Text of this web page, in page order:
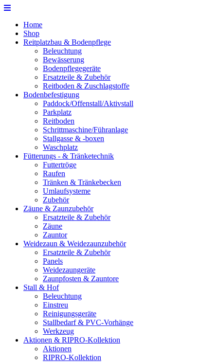
Home
Shop
Reitplatzbau & Bodenpflege
Beleuchtung
Bewässerung
Bodenpflegegeräte
Ersatzteile & Zubehör
Reitboden & Zuschlagstoffe
Bodenbefestigung
Paddock/Offenstall/Aktivstall
Parkplatz
Reitboden
Schrittmaschine/Führanlage
Stallgasse & -boxen
Waschplatz
Fütterungs - & Tränketechnik
Futtertröge
Raufen
Tränken & Tränkebecken
Umlaufsysteme
Zubehör
Zäune & Zaunzubehör
Ersatzteile & Zubehör
Zäune
Zauntor
Weidezaun & Weidezaunzubehör
Ersatzteile & Zubehör
Panels
Weidezaungeräte
Zaunpfosten & Zauntore
Stall & Hof
Beleuchtung
Einstreu
Reinigungsgeräte
Stallbedarf & PVC-Vorhänge
Werkzeug
Aktionen & RIPRO-Kollektion
Aktionen
RIPRO-Kollektion